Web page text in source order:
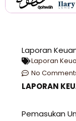
Laporan
Laporan
No
LAPORAN
Pemasukan